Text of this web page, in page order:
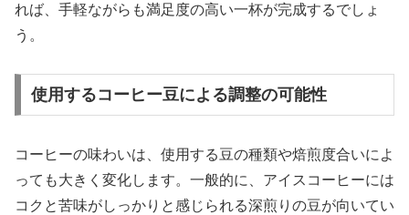
れば、手軽ながらも満足度の高い一杯が完成するでしょ
う。
使用するコーヒー豆による調整の可能性
コーヒーの味わいは、使用する豆の種類や焙煎度合いによ
っても大きく変化します。一般的に、アイスコーヒーには
コクと苦味がしっかりと感じられる深煎りの豆が向いてい